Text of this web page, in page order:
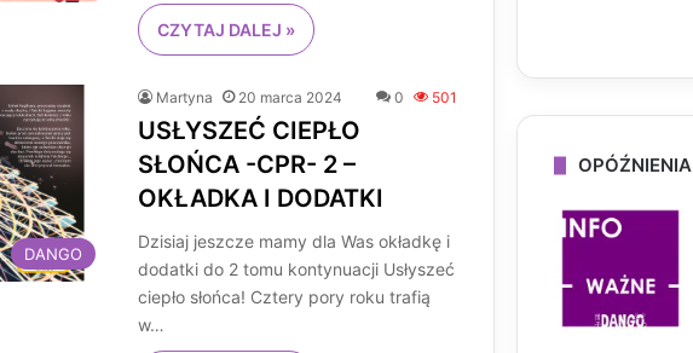
CZYTAJ DALEJ »
DANGO
Martyna 20 marca 2024 0 501
USŁYSZEĆ CIEPŁO
SŁOŃCA -CPR- 2 –
OKŁADKA I DODATKI
Dzisiaj jeszcze mamy dla Was okładkę i
dodatki do 2 tomu kontynuacji Usłyszeć
ciepło słońca! Cztery pory roku trafią
w…
OPÓŹNIENIA